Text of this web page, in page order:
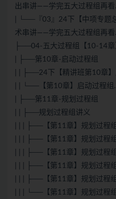
出串讲——学完五大过程组再
| └──『03』24下【中项专题
术串讲——学完五大过程组再
├──04-五大过程组【10-14章
| ├──第10章-启动过程组
| | ├──24下【精讲班第10章
| | └──【第10章】启动过程组
| ├──第11章-规划过程组
| | ├──规划过程组讲义
| | | ├──【第11章】规划过程
| | | ├──【第11章】规划过程
| | | ├──【第11章】规划过程
| | | ├──【第11章】规划过程
| | | ├──【第11章】规划过程
| | | └──【第11章】规划过程